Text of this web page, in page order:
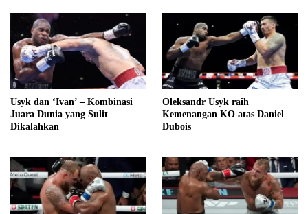
Usyk dan ‘Ivan’ – Kombinasi
Juara Dunia yang Sulit
Dikalahkan
Oleksandr Usyk raih
Kemenangan KO atas Daniel
Dubois